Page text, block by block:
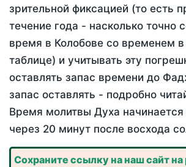
зрительной фиксацией (то есть
течение года - насколько точно
время в Колобове со временем
таблице) и учитывать эту
оставлять запас времени до
запас оставлять - подробно
Время молитвы Духа
через 20 минут после восхода
Сохраните ссылку на наш сайт